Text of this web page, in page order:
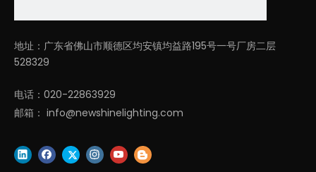
地址：广东省佛山市顺德区均安镇均益路195号一号厂房二层
528329
电话：020-22863929
邮箱： info@newshinelighting.com